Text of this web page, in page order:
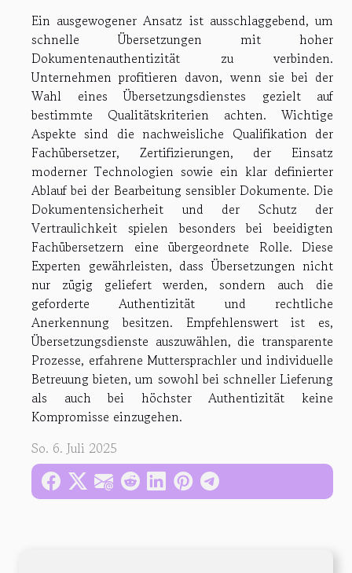
Ein ausgewogener Ansatz ist ausschlaggebend, um
schnelle Übersetzungen mit hoher
Dokumentenauthentizität zu verbinden.
Unternehmen profitieren davon, wenn sie bei der
Wahl eines Übersetzungsdienstes gezielt auf
bestimmte Qualitätskriterien achten. Wichtige
Aspekte sind die nachweisliche Qualifikation der
Fachübersetzer, Zertifizierungen, der Einsatz
moderner Technologien sowie ein klar definierter
Ablauf bei der Bearbeitung sensibler Dokumente. Die
Dokumentensicherheit und der Schutz der
Vertraulichkeit spielen besonders bei beeidigten
Fachübersetzern eine übergeordnete Rolle. Diese
Experten gewährleisten, dass Übersetzungen nicht
nur zügig geliefert werden, sondern auch die
geforderte Authentizität und rechtliche
Anerkennung besitzen. Empfehlenswert ist es,
Übersetzungsdienste auszuwählen, die transparente
Prozesse, erfahrene Muttersprachler und individuelle
Betreuung bieten, um sowohl bei schneller Lieferung
als auch bei höchster Authentizität keine
Kompromisse einzugehen.
So. 6. Juli 2025